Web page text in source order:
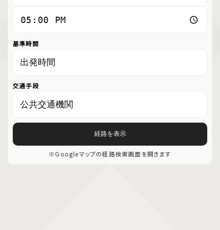
基準時間
交通手段
経路を表示
※Googleマップの経路検索画面を開きます